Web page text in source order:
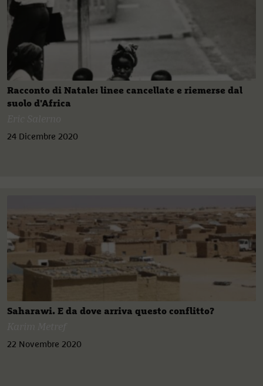
Racconto di Natale: linee cancellate e riemerse dal
suolo d'Africa
24 Dicembre 2020
Saharawi. E da dove arriva questo conflitto?
22 Novembre 2020